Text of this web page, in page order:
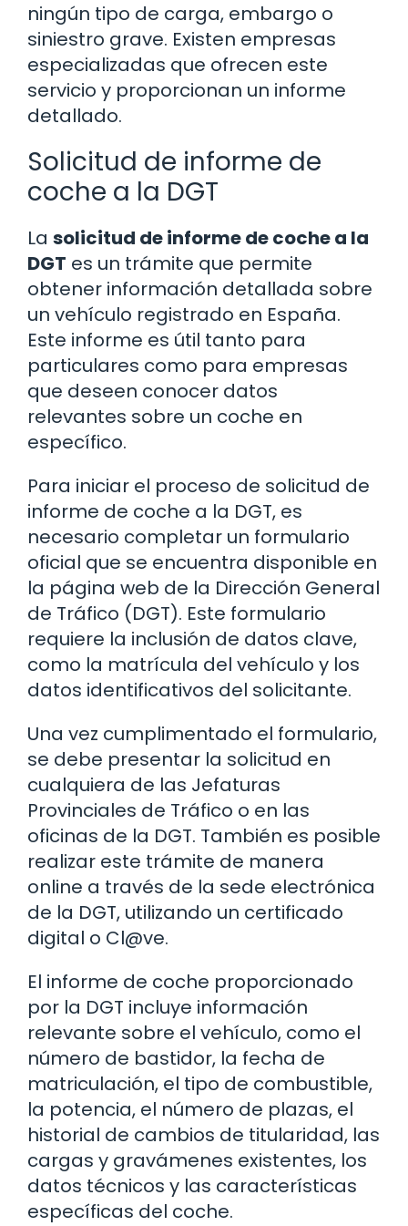
ningún tipo de carga, embargo o
siniestro grave. Existen empresas
especializadas que ofrecen este
servicio y proporcionan un informe
detallado.
Solicitud de informe de
coche a la DGT
La solicitud de informe de coche a la
DGT es un trámite que permite
obtener información detallada sobre
un vehículo registrado en España.
Este informe es útil tanto para
particulares como para empresas
que deseen conocer datos
relevantes sobre un coche en
específico.
Para iniciar el proceso de solicitud de
informe de coche a la DGT, es
necesario completar un formulario
oficial que se encuentra disponible en
la página web de la Dirección General
de Tráfico (DGT). Este formulario
requiere la inclusión de datos clave,
como la matrícula del vehículo y los
datos identificativos del solicitante.
Una vez cumplimentado el formulario,
se debe presentar la solicitud en
cualquiera de las Jefaturas
Provinciales de Tráfico o en las
oficinas de la DGT. También es posible
realizar este trámite de manera
online a través de la sede electrónica
de la DGT, utilizando un certificado
digital o Cl@ve.
El informe de coche proporcionado
por la DGT incluye información
relevante sobre el vehículo, como el
número de bastidor, la fecha de
matriculación, el tipo de combustible,
la potencia, el número de plazas, el
historial de cambios de titularidad, las
cargas y gravámenes existentes, los
datos técnicos y las características
específicas del coche.